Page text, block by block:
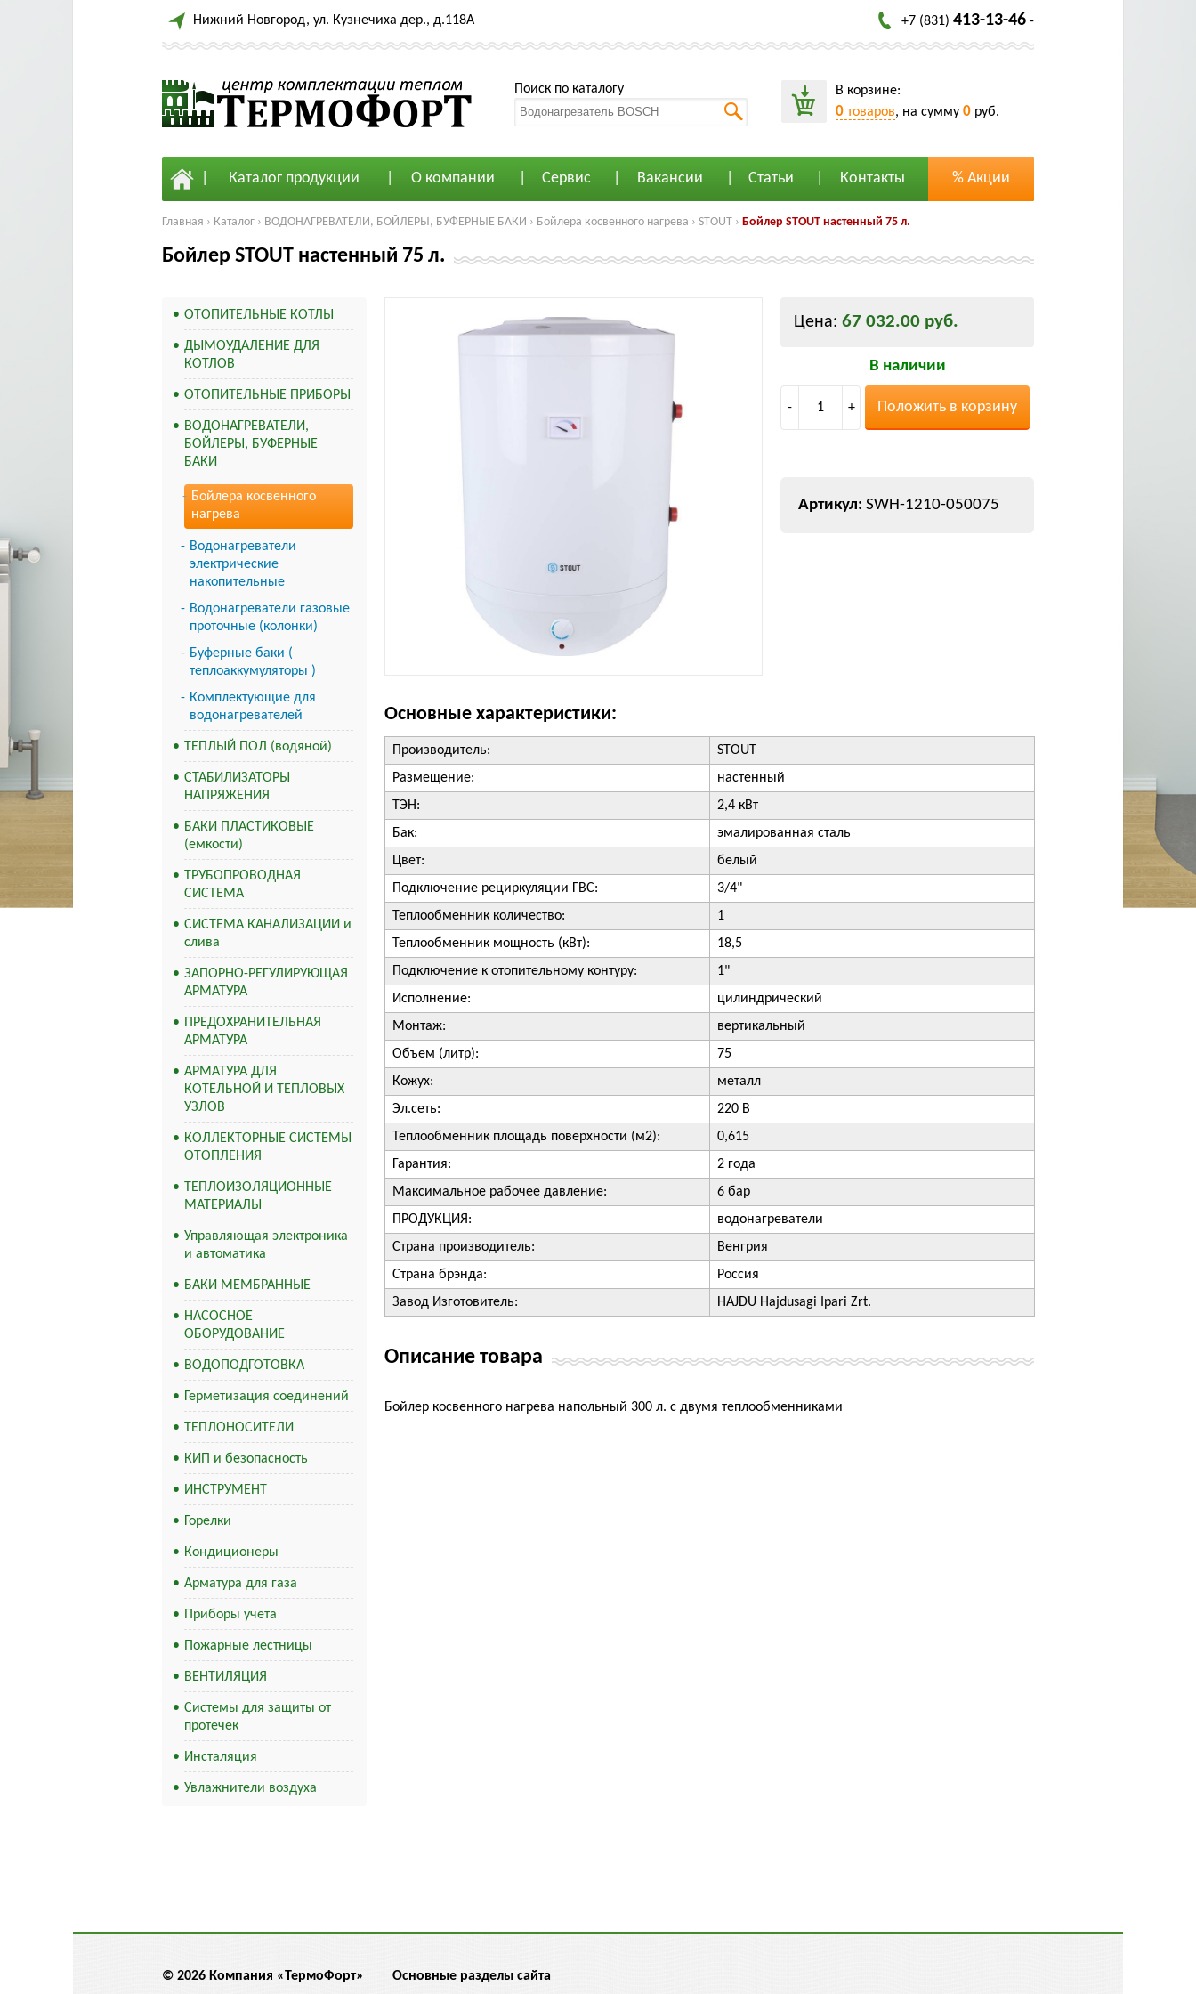
Нижний Новгород, ул. Кузнечиха дер., д.118А +7 (831) 413-13-46 -
Поиск по каталогу В корзине:
0 товаров, на сумму 0 руб.
Каталог продукции О компании Сервис Вакансии Статьи Контакты % Акции
Главная › Каталог › ВОДОНАГРЕВАТЕЛИ, БОЙЛЕРЫ, БУФЕРНЫЕ БАКИ › Бойлера косвенного нагрева › STOUT › Бойлер STOUT настенный 75 л.
Бойлер STOUT настенный 75 л.
ОТОПИТЕЛЬНЫЕ КОТЛЫ
ДЫМОУДАЛЕНИЕ ДЛЯ
КОТЛОВ
ОТОПИТЕЛЬНЫЕ ПРИБОРЫ
ВОДОНАГРЕВАТЕЛИ,
БОЙЛЕРЫ, БУФЕРНЫЕ
БАКИ
Бойлера косвенного
нагрева
Водонагреватели
электрические
накопительные
Водонагреватели газовые
проточные (колонки)
Буферные баки (
теплоаккумуляторы )
Комплектующие для
водонагревателей
ТЕПЛЫЙ ПОЛ (водяной)
СТАБИЛИЗАТОРЫ
НАПРЯЖЕНИЯ
БАКИ ПЛАСТИКОВЫЕ
(емкости)
ТРУБОПРОВОДНАЯ
СИСТЕМА
СИСТЕМА КАНАЛИЗАЦИИ и
слива
ЗАПОРНО-РЕГУЛИРУЮЩАЯ
АРМАТУРА
ПРЕДОХРАНИТЕЛЬНАЯ
АРМАТУРА
АРМАТУРА ДЛЯ
КОТЕЛЬНОЙ И ТЕПЛОВЫХ
УЗЛОВ
КОЛЛЕКТОРНЫЕ СИСТЕМЫ
ОТОПЛЕНИЯ
ТЕПЛОИЗОЛЯЦИОННЫЕ
МАТЕРИАЛЫ
Управляющая электроника
и автоматика
БАКИ МЕМБРАННЫЕ
НАСОСНОЕ
ОБОРУДОВАНИЕ
ВОДОПОДГОТОВКА
Герметизация соединений
ТЕПЛОНОСИТЕЛИ
КИП и безопасность
ИНСТРУМЕНТ
Горелки
Кондиционеры
Арматура для газа
Приборы учета
Пожарные лестницы
ВЕНТИЛЯЦИЯ
Системы для защиты от
протечек
Инсталяция
Увлажнители воздуха
Цена: 67 032.00 руб.
В наличии
- 1 + Положить в корзину
SWH-1210-050075
Основные характеристики:
Производитель:
STOUT
Размещение:
настенный
ТЭН:
2,4 кВт
Бак:
эмалированная сталь
Цвет:
белый
Подключение рециркуляции ГВС:
3/4"
Теплообменник количество:
1
Теплообменник мощность (кВт):
18,5
Подключение к отопительному контуру:
1"
Исполнение:
цилиндрический
Монтаж:
вертикальный
Объем (литр):
75
Кожух:
металл
Эл.сеть:
220 В
Теплообменник площадь поверхности (м2):
0,615
Гарантия:
2 года
Максимальное рабочее давление:
6 бар
ПРОДУКЦИЯ:
водонагреватели
Страна производитель:
Венгрия
Страна брэнда:
Россия
Завод Изготовитель:
HAJDU Hajdusagi Ipari Zrt.
Описание товара
Бойлер косвенного нагрева напольный 300 л. с двумя теплообменниками
© 2026 Компания «ТермоФорт» Основные разделы сайта